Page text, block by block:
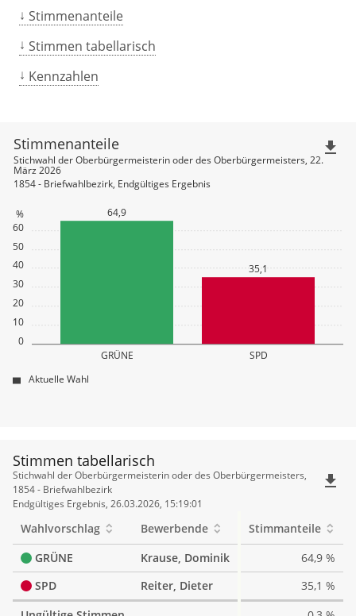
Stimmenanteile
Stimmen tabellarisch
Kennzahlen
0
10
20
30
40
50
60
%
GRÜNE SPD
64,9
35,1
Stimmenanteile
Stichwahl der Oberbürgermeisterin oder des Oberbürgermeisters, 22.
März 2026
1854 - Briefwahlbezirk, Endgültiges Ergebnis
Aktuelle Wahl
file_download
Stimmen tabellarisch
Stimmen
tabellarisch
Stichwahl der Oberbürgermeisterin oder des Oberbürgermeisters,
1854 - Briefwahlbezirk
Endgültiges Ergebnis, 26.03.2026, 15:19:01
file_download
Wahlvorschlag Bewerbende
Stimmanteile
GRÜNE
Krause, Dominik
64,9 %
SPD
Reiter, Dieter
35,1 %